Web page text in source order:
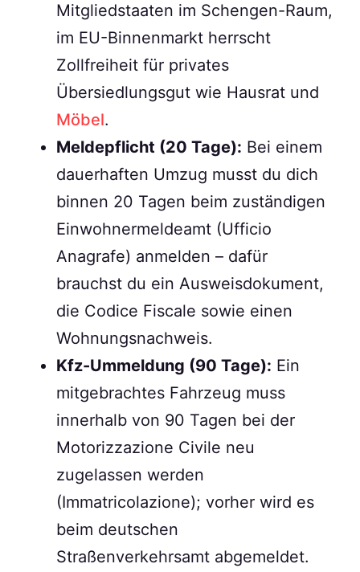
Mitgliedstaaten im Schengen-Raum,
im EU-Binnenmarkt herrscht
Zollfreiheit für privates
Übersiedlungsgut wie Hausrat und
Möbel.
Meldepflicht (20 Tage): Bei einem
dauerhaften Umzug musst du dich
binnen 20 Tagen beim zuständigen
Einwohnermeldeamt (Ufficio
Anagrafe) anmelden – dafür
brauchst du ein Ausweisdokument,
die Codice Fiscale sowie einen
Wohnungsnachweis.
Kfz-Ummeldung (90 Tage): Ein
mitgebrachtes Fahrzeug muss
innerhalb von 90 Tagen bei der
Motorizzazione Civile neu
zugelassen werden
(Immatricolazione); vorher wird es
beim deutschen
Straßenverkehrsamt abgemeldet.